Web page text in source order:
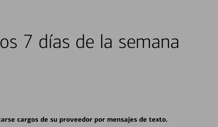
7 días de la semana
cargos de su proveedor por mensajes de texto.